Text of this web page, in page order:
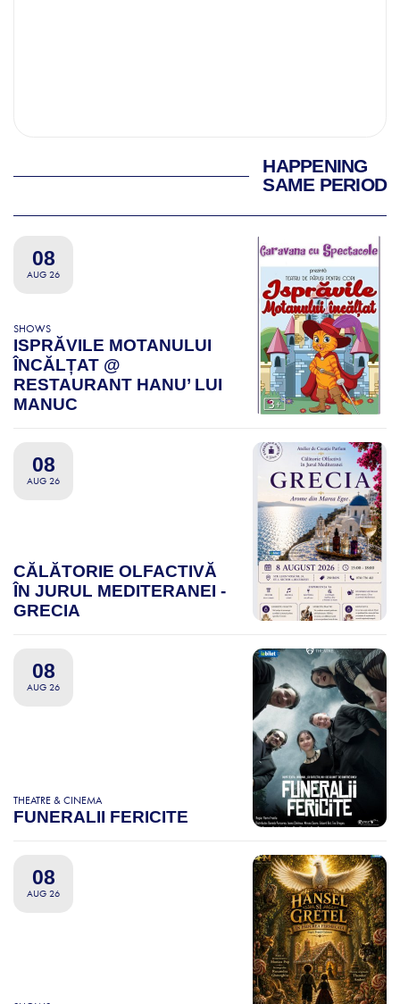
HAPPENING
SAME PERIOD
08
AUG 26
SHOWS
ISPRĂVILE MOTANULUI
ÎNCĂLȚAT @
RESTAURANT HANU’ LUI
MANUC
08
AUG 26
CĂLĂTORIE OLFACTIVĂ
ÎN JURUL MEDITERANEI -
GRECIA
08
AUG 26
THEATRE & CINEMA
FUNERALII FERICITE
08
AUG 26